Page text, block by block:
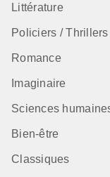
Littérature
Policiers / Thrillers
Romance
Imaginaire
Sciences
Bien-être
Classiques